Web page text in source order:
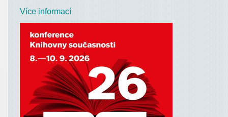
Více informací